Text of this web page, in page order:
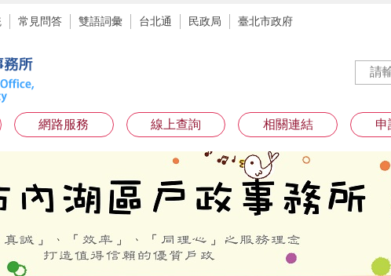
常見問答 雙語詞彙 台北通 民政局 臺北市政府
網路服務 線上查詢 相關連結 申